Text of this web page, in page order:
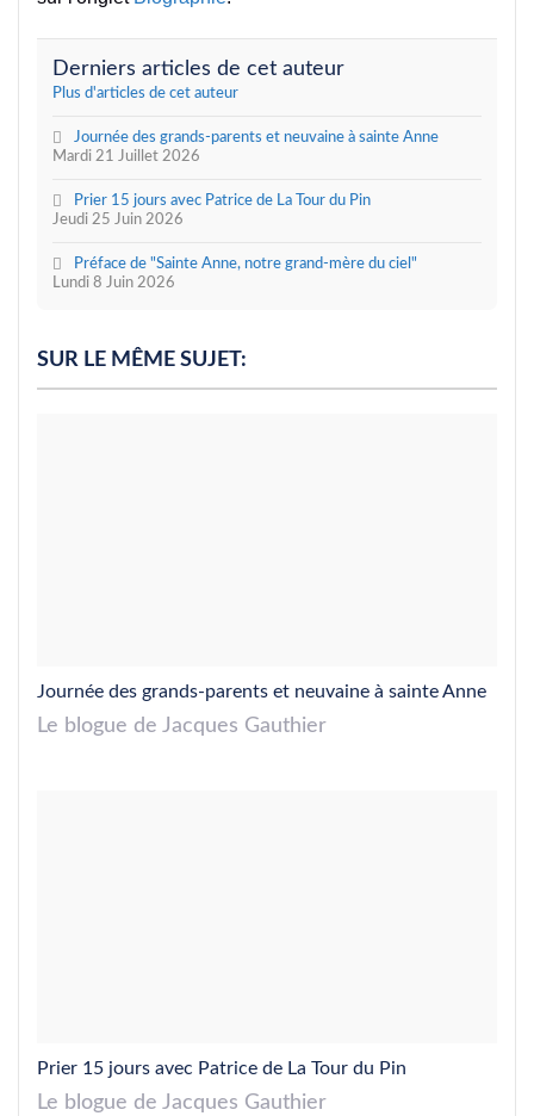
Derniers articles de cet auteur
Plus d'articles de cet auteur
Mardi 21 Juillet 2026
Journée des grands-parents et neuvaine à sainte Anne
Jeudi 25 Juin 2026
Prier 15 jours avec Patrice de La Tour du Pin
Lundi 8 Juin 2026
Préface de "Sainte Anne, notre grand-mère du ciel"
SUR LE MÊME SUJET:
Journée des grands-parents et neuvaine à sainte Anne
Le blogue de Jacques Gauthier
Prier 15 jours avec Patrice de La Tour du Pin
Le blogue de Jacques Gauthier